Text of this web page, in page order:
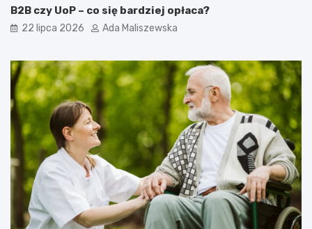
B2B czy UoP – co się bardziej opłaca?
22 lipca 2026 Ada Maliszewska